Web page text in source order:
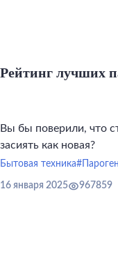
Рейтинг лучших
Вы бы поверили, что
засиять как новая?
Бытовая техника
16 января 2025 967859